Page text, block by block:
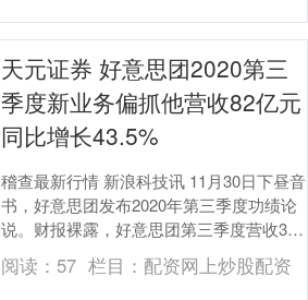
天元证券 好意思团2020第三
季度新业务偏抓他营收82亿元
同比增长43.5%
稽查最新行情 新浪科技讯 11月30日下昼音
书，好意思团发布2020年第三季度功绩论
说。财报裸露，好意思团第三季度营收354
亿元，同比增长28.8%。经退换净利....
阅读： 57 栏目： 配资网上炒股配资